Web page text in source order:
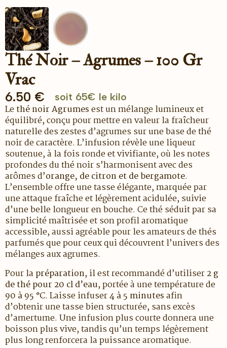
Thé Noir – Agrumes – 100 Gr
Vrac
6.50 € soit 65€ le kilo
Lethé noir Agrumesest un mélange lumineux et
équilibré, conçu pour mettre en valeur la fraîcheur
naturelle des zestes d’agrumes sur une base de thé
noir de caractère. L’infusion révèle une liqueur
soutenue, à la fois ronde et vivifiante, où les notes
profondes du thé noir s’harmonisent avec des
arômes d’orange, de citron et de bergamote.
L’ensemble offre une tasse élégante, marquée par
une attaque fraîche et légèrement acidulée, suivie
d’une belle longueur en bouche. Ce thé séduit par sa
simplicité maîtrisée et son profil aromatique
accessible, aussi agréable pour les amateurs de thés
parfumés que pour ceux qui découvrent l’univers des
mélanges aux agrumes.
Pour la préparation, il est recommandé d’utiliser2 g
de thé pour 20 cl d’eau, portée à une température de
90 à 95 °C. Laisse infuser4 à 5 minutesafin
d’obtenir une tasse bien structurée, sans excès
d’amertume. Une infusion plus courte donnera une
boisson plus vive, tandis qu’un temps légèrement
plus long renforcera la puissance aromatique.